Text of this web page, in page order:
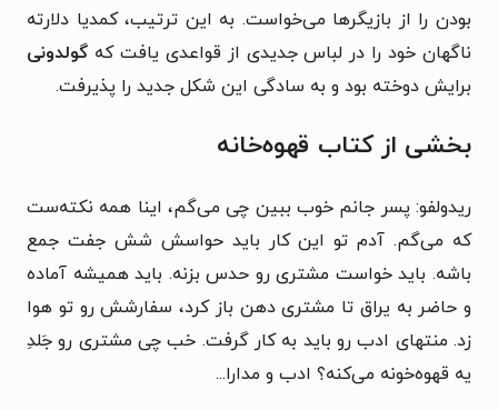
بودن را از بازیگرها می‌خواست. به این ترتیب، کمدیا دلارته
ناگهان خود را در لباس جدیدی از قواعدی یافت که گولدونی
برایش دوخته بود و به سادگی این شکل جدید را پذیرفت.
بخشی از کتاب قهوه‌خانه
ریدولفو: پسر جانم خوب ببین چی می‌گم، اینا همه نکته‌ست
که می‌گم. آدم تو این کار باید حواسش شش جفت جمع
باشه. باید خواست مشتری رو حدس بزنه. باید همیشه آماده
و حاضر به یراق تا مشتری دهن باز کرد، سفارشش رو تو هوا
زد. منتهای ادب رو باید به کار گرفت. خب چی مشتری رو جَلدِ
یه قهوه‌خونه می‌کنه؟ ادب و مدارا...